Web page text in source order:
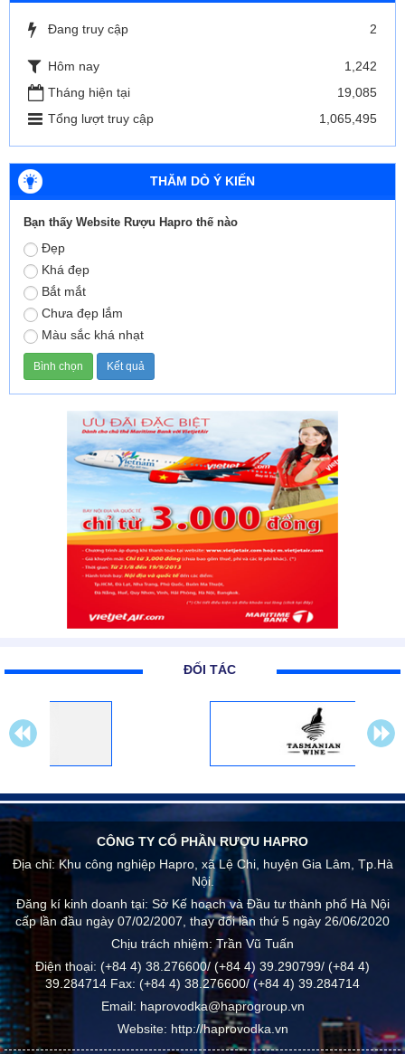
Đang truy cập 2
Hôm nay
1,242
Tháng hiện tại
19,085
Tổng lượt truy cập
1,065,495
THĂM DÒ Ý KIẾN
Bạn thấy Website Rượu Hapro thế nào
Đẹp
Khá đẹp
Bắt mắt
Chưa đẹp lắm
Màu sắc khá nhạt
ĐỐI TÁC
CÔNG TY CỔ PHẦN RƯỢU HAPRO
Địa chỉ:Khu công nghiệp Hapro, xã Lệ Chi, huyện Gia Lâm, Tp.Hà
Nội.
Đăng kí kinh doanh tại: Sở Kế hoạch và Đầu tư thành phố Hà Nội
cấp lần đầu ngày 07/02/2007, thay đổi lần thứ 5 ngày 26/06/2020
Chịu trách nhiệm:Trần Vũ Tuấn
Điện thoại: (+84 4) 38.276600/ (+84 4) 39.290799/ (+84 4)
39.284714 Fax: (+84 4) 38.276600/ (+84 4) 39.284714
Email: haprovodka@haprogroup.vn
Website: http://haprovodka.vn